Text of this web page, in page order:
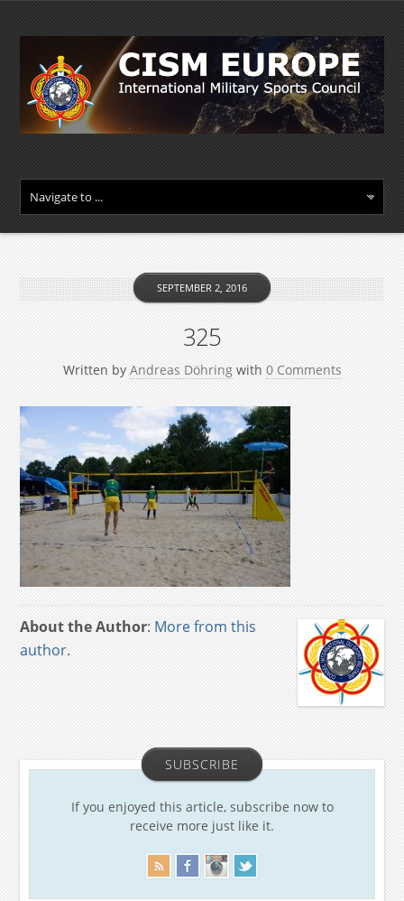
325
Written by Andreas Döhring
SEPTEMBER 2, 2016
with 0 Comments
About the Author: More from this
author.
SUBSCRIBE
If you enjoyed this article, subscribe now to
receive more just like it.